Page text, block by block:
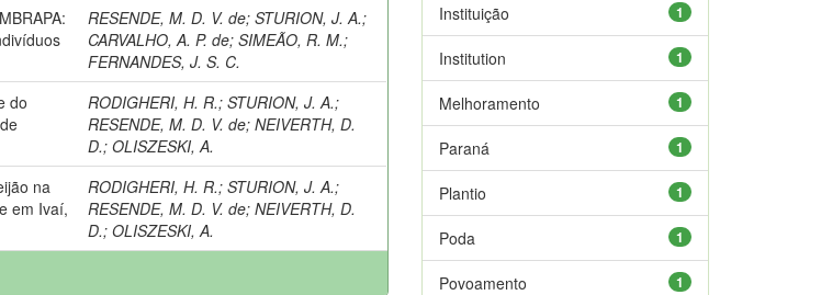
RESENDE, M. D. V. de;STURION, J. A.;
CARVALHO, A. P. de;SIMEÃO, R. M.;
FERNANDES, J. S. C.
do
RODIGHERI, H. R.;STURION, J. A.;
RESENDE, M. D. V. de;NEIVERTH, D.
D.;OLISZESKI, A.
na
em Ivaí,
RODIGHERI, H. R.;STURION, J. A.;
RESENDE, M. D. V. de;NEIVERTH, D.
D.;OLISZESKI, A.
1
Instituição
1
Institution
1
Melhoramento
1
Paraná
1
Plantio
1
Poda
1
Povoamento